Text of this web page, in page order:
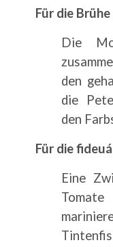
Für die Brühe
Die
den
die
den
Für die fideuá
Eine